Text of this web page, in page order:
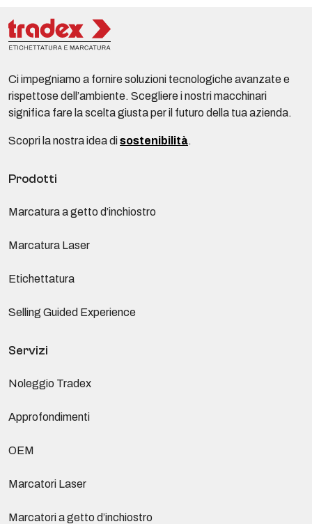
Ci impegniamo a fornire soluzioni tecnologiche avanzate e
rispettose dell’ambiente. Scegliere i nostri macchinari
significa fare la scelta giusta per il futuro della tua azienda.
Scopri la nostra idea disostenibilità.
Prodotti
Marcatura a getto d’inchiostro
Marcatura Laser
Etichettatura
Selling Guided Experience
Servizi
Noleggio Tradex
Approfondimenti
OEM
Marcatori Laser
Marcatori a getto d’inchiostro